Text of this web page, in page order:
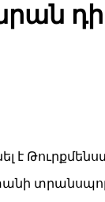
է